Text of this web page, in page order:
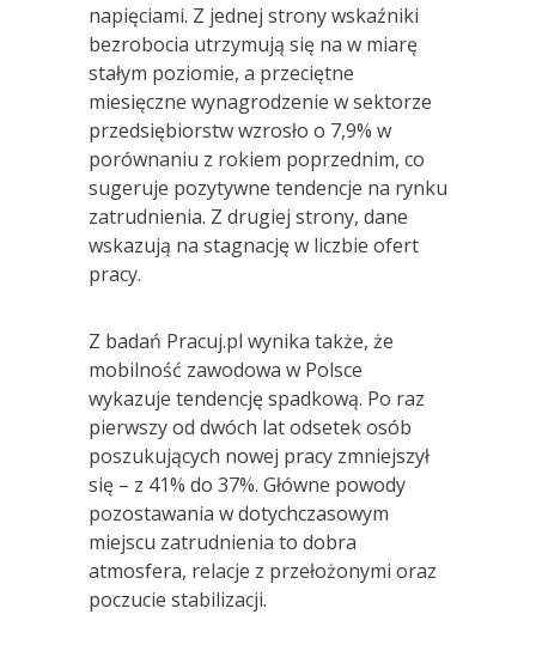
napięciami. Z jednej strony wskaźniki
bezrobocia utrzymują się na w miarę
stałym poziomie, a przeciętne
miesięczne wynagrodzenie w sektorze
przedsiębiorstw wzrosło o 7,9% w
porównaniu z rokiem poprzednim, co
sugeruje pozytywne tendencje na rynku
zatrudnienia. Z drugiej strony, dane
wskazują na stagnację w liczbie ofert
pracy.
Z badań Pracuj.pl wynika także, że
mobilność zawodowa w Polsce
wykazuje tendencję spadkową. Po raz
pierwszy od dwóch lat odsetek osób
poszukujących nowej pracy zmniejszył
się – z 41% do 37%. Główne powody
pozostawania w dotychczasowym
miejscu zatrudnienia to dobra
atmosfera, relacje z przełożonymi oraz
poczucie stabilizacji.